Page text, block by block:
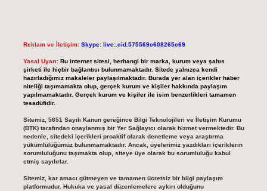
Reklam ve İletişim: Skype: live:.cid.575569c608265c69
Yasal Uyarı: Bu internet sitesi, herhangi bir marka, kurum veya şahıs
şirketi ile hiçbir bağlantısı bulunmamaktadır. Sitede yalnızca kendi
hazırladığımız makaleler paylaşılmaktadır. Burada yer alan içerikler haber
niteliği taşımamakta olup, gerçek kurum ve kişiler hakkında paylaşım
yapılmamaktadır. Gerçek kurum ve kişiler ile isim benzerlikleri tamamen
tesadüfidir.
Sitemiz, 5651 Sayılı Kanun gereğince Bilgi Teknolojileri ve İletişim Kurumu
(BTK) tarafından onaylanmış bir Yer Sağlayıcı olarak hizmet vermektedir. Bu
nedenle, sitedeki içerikleri proaktif olarak denetleme veya araştırma
yükümlülüğümüz bulunmamaktadır. Ancak, üyelerimiz yazdıkları içeriklerin
sorumluluğunu taşımakta olup, siteye üye olarak bu sorumluluğu kabul
etmiş sayılırlar.
Sitemiz, kar amacı gütmeyen ve tamamen ücretsiz bir bilgi paylaşım
platformudur. Hukuka ve yasal düzenlemelere aykırı olduğunu